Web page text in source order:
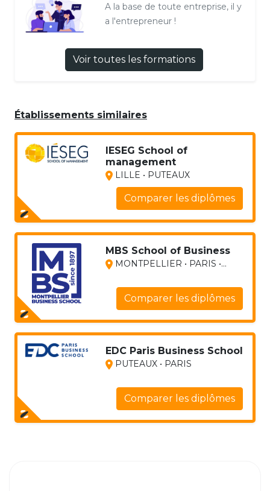
A la base de toute entreprise, il y
a l'entrepreneur !
Voir toutes les formations
Établissements similaires
IESEG School of
management
LILLE • PUTEAUX
Comparer les diplômes
MBS School of Business
MONTPELLIER • PARIS •...
Comparer les diplômes
EDC Paris Business School
PUTEAUX • PARIS
Comparer les diplômes